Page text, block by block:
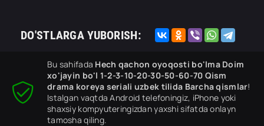
DO'STLARGA YUBORISH:
Bu sahifada Hech qachon oyoqosti bo'lma Doim
xo'jayin bo'l 1-2-3-10-20-30-50-60-70 Qism
drama koreya seriali uzbek tilida Barcha qismlar!
Istalgan vaqtda Android telefoningiz, iPhone yoki
shaxsiy kompyuteringizdan yaxshi sifatda onlayn
tamosha qiling.